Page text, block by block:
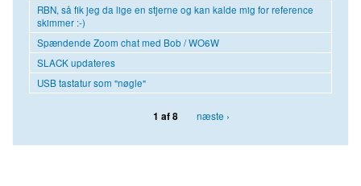
RBN, så fik jeg da lige en stjerne og kan kalde mig for reference
skimmer :-)
Spændende Zoom chat med Bob / WO6W
SLACK updateres
USB tastatur som "nøgle"
1 af 8 næste ›